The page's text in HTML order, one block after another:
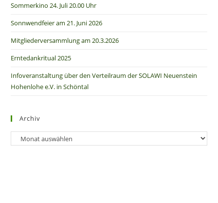
Sommerkino 24. Juli 20.00 Uhr
Sonnwendfeier am 21. Juni 2026
Mitgliederversammlung am 20.3.2026
Erntedankritual 2025
Infoveranstaltung über den Verteilraum der SOLAWI Neuenstein
Hohenlohe e.V. in Schöntal
Archiv